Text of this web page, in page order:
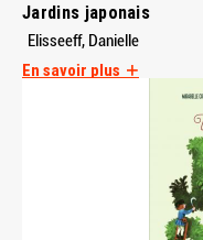
Jardins japonais
Elisseeff, Danielle
En savoir plus